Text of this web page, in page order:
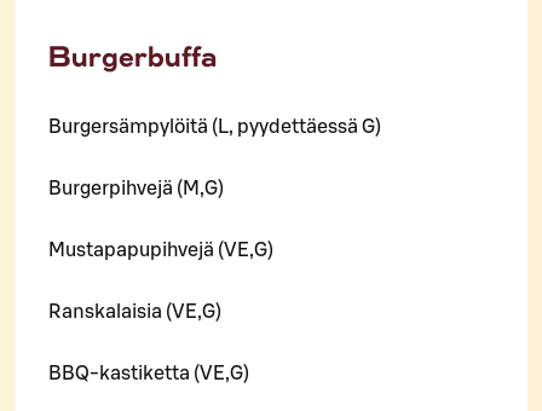
Burgerbuffa
Burgersämpylöitä (L, pyydettäessä G)
Burgerpihvejä (M,G)
Mustapapupihvejä (VE,G)
Ranskalaisia (VE,G)
BBQ-kastiketta (VE,G)